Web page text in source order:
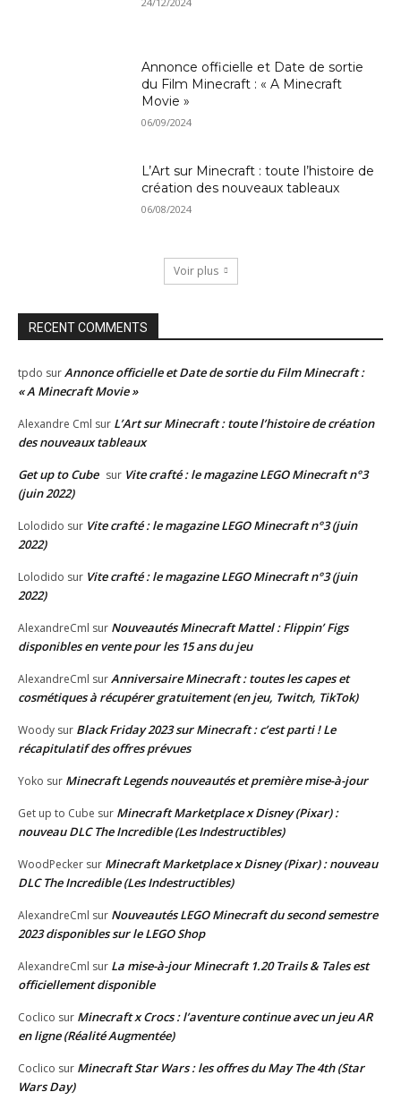
Annonce officielle et Date de sortie
du Film Minecraft : « A Minecraft
Movie »
06/09/2024
L’Art sur Minecraft : toute l’histoire de
création des nouveaux tableaux
06/08/2024
Voir plus
RECENT COMMENTS
tpdo surAnnonce officielle et Date de sortie du Film Minecraft :
« A Minecraft Movie »
Alexandre Cml sur L’Art sur Minecraft : toute l’histoire de création
des nouveaux tableaux
Get up to Cube sur Vite crafté : le magazine LEGO Minecraft n°3
(juin 2022)
Lolodido sur Vite crafté : le magazine LEGO Minecraft n°3 (juin
2022)
Lolodido sur Vite crafté : le magazine LEGO Minecraft n°3 (juin
2022)
AlexandreCml sur Nouveautés Minecraft Mattel : Flippin’ Figs
disponibles en vente pour les 15 ans du jeu
AlexandreCml surAnniversaire Minecraft : toutes les capes et
cosmétiques à récupérer gratuitement (en jeu, Twitch, TikTok)
Woody sur Black Friday 2023 sur Minecraft : c’est parti ! Le
récapitulatif des offres prévues
Yoko sur Minecraft Legends nouveautés et première mise-à-jour
Get up to Cube sur Minecraft Marketplace x Disney (Pixar) :
nouveau DLC The Incredible (Les Indestructibles)
WoodPecker sur Minecraft Marketplace x Disney (Pixar) : nouveau
DLC The Incredible (Les Indestructibles)
AlexandreCml sur Nouveautés LEGO Minecraft du second semestre
2023 disponibles sur le LEGO Shop
AlexandreCml sur La mise-à-jour Minecraft 1.20 Trails & Tales est
officiellement disponible
Coclico sur Minecraft x Crocs : l’aventure continue avec un jeu AR
en ligne (Réalité Augmentée)
Coclico sur Minecraft Star Wars : les offres du May The 4th (Star
Wars Day)